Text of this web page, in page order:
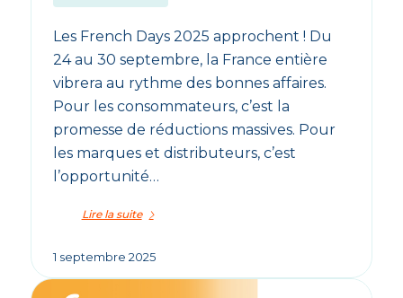
Les French Days 2025 approchent ! Du
24 au 30 septembre, la France entière
vibrera au rythme des bonnes affaires.
Pour les consommateurs, c’est la
promesse de réductions massives. Pour
les marques et distributeurs, c’est
l’opportunité…
Lire la suite
1 septembre 2025